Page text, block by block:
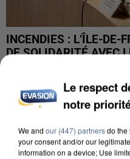
INCENDIES : L’ÎLE-DE-
DE SOLIDARITÉ AVEC
Le respect
notre
We and our (447) partnersdo the
your consent and/or our
information on a device; Use